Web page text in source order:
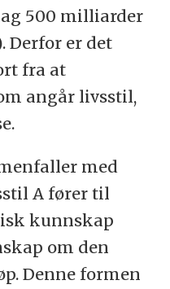
500 milliarder
Derfor er det
fra at
angår livsstil,
med
A fører til
kunnskap
om den
Denne formen